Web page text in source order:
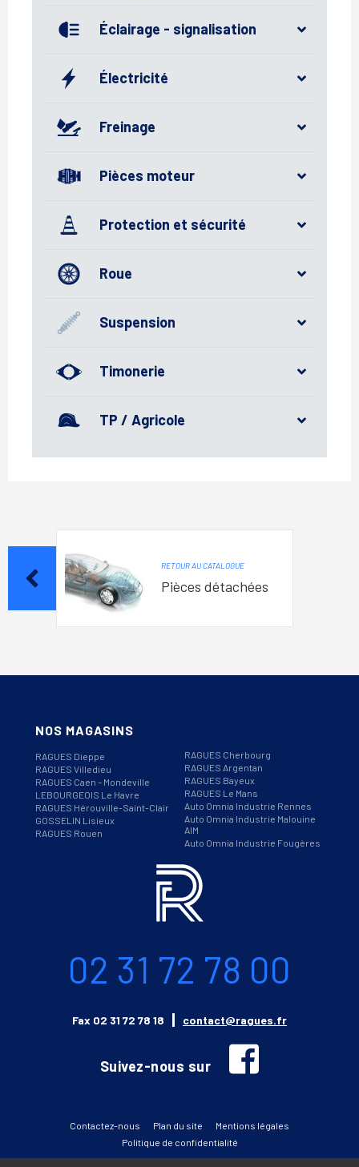
Éclairage - signalisation
Électricité
Freinage
Pièces moteur
Protection et sécurité
Roue
Suspension
Timonerie
TP / Agricole
RETOUR AU CATALOGUE
Pièces détachées
NOS MAGASINS
RAGUES Dieppe
RAGUES Villedieu
RAGUES Caen – Mondeville
LEBOURGEOIS Le Havre
RAGUES Hérouville-Saint-Clair
GOSSELIN Lisieux
RAGUES Rouen
RAGUES Cherbourg
RAGUES Argentan
RAGUES Bayeux
RAGUES Le Mans
Auto Omnia Industrie Rennes
Auto Omnia Industrie Malouine
AIM
Auto Omnia Industrie Fougères
02 31 72 78 00
Fax 02 31 72 78 18 Emailcontact@ragues.fr
Suivez-nous sur
facebook
Contactez-nous Plan du site
Mentions légales
Politique de confidentialité